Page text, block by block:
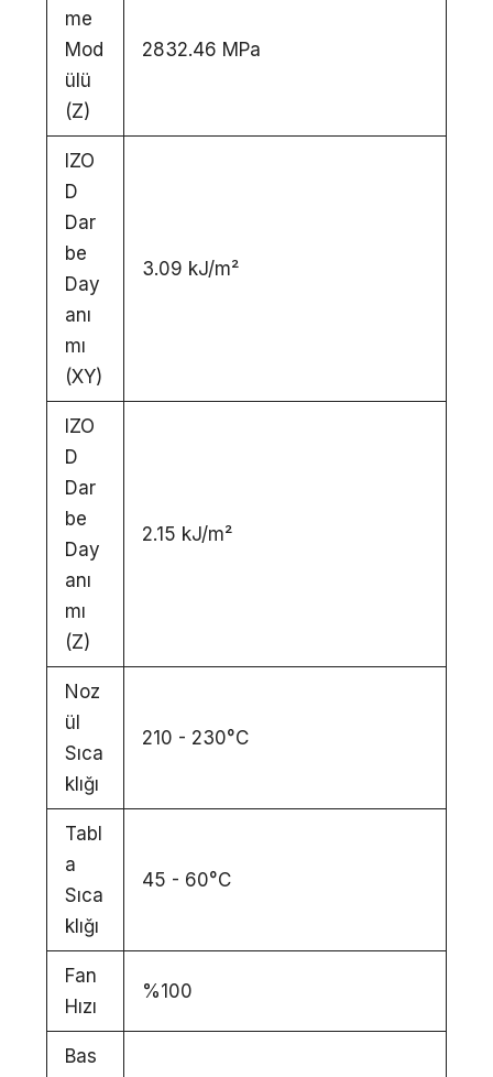
me
Mod
ülü
(Z)
2832.46 MPa
IZO
D
Dar
be
Day
anı
mı
(XY)
3.09 kJ/m²
IZO
D
Dar
be
Day
anı
mı
(Z)
2.15 kJ/m²
Noz
ül
Sıca
klığı
210 - 230°C
Tabl
a
Sıca
klığı
45 - 60°C
Fan
Hızı
%100
Bas